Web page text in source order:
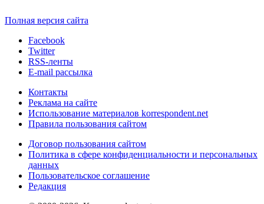
Полная версия сайта
Facebook
Twitter
RSS-ленты
E-mail рассылка
Контакты
Реклама на сайте
Использование материалов korrespondent.net
Правила пользования сайтом
Договор пользования сайтом
Политика в сфере конфиденциальности и персональных
данных
Пользовательское соглашение
Редакция